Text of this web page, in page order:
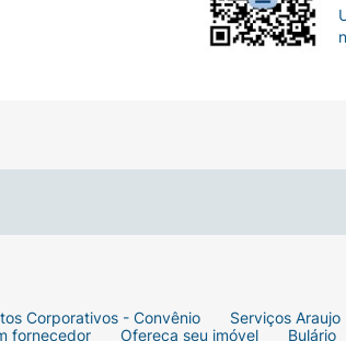
a formação de cravos e espinhas.
da exposição solar. Reaplicar a
de aplicar maquiagem. Para remover,
Corporativos - Convênio Serviços Araujo
fornecedor Ofereça seu imóvel Bulário